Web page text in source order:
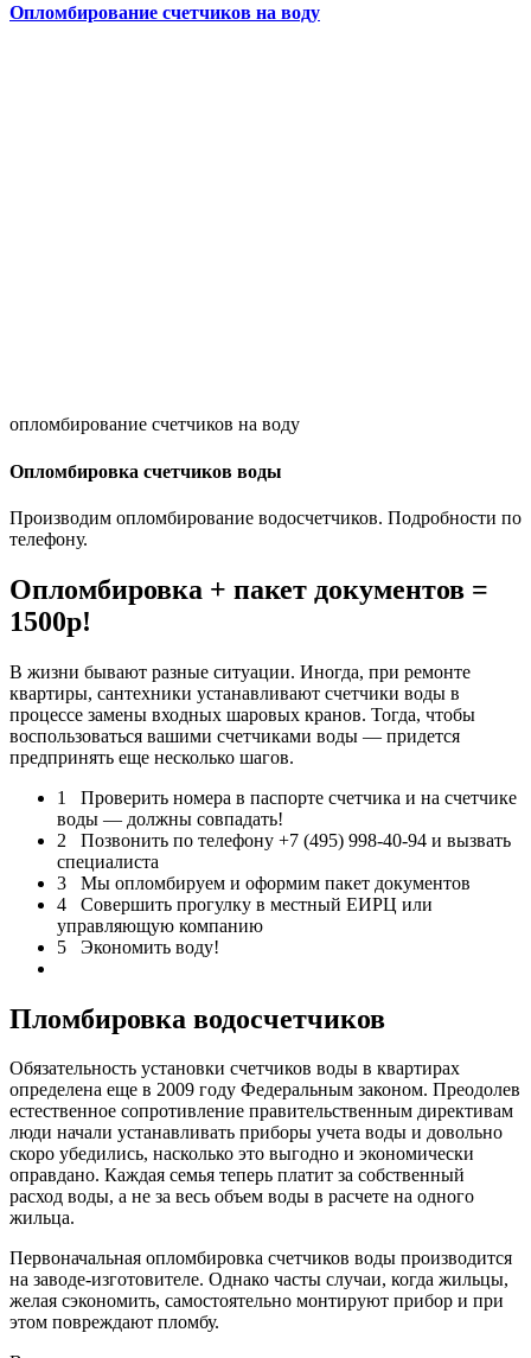
Опломбирование счетчиков на воду
опломбирование счетчиков на воду
Опломбировка счетчиков воды
Производим опломбирование водосчетчиков. Подробности по
телефону.
Опломбировка + пакет документов =
1500р!
В жизни бывают разные ситуации. Иногда, при ремонте
квартиры, сантехники устанавливают счетчики воды в
процессе замены входных шаровых кранов. Тогда, чтобы
воспользоваться вашими счетчиками воды — придется
предпринять еще несколько шагов.
1 Проверить номера в паспорте счетчика и на счетчике
воды — должны совпадать!
2 Позвонить по телефону +7 (495) 998-40-94 и вызвать
специалиста
3 Мы опломбируем и оформим пакет документов
4 Совершить прогулку в местный ЕИРЦ или
управляющую компанию
5 Экономить воду!
Пломбировка водосчетчиков
Обязательность установки счетчиков воды в квартирах
определена еще в 2009 году Федеральным законом. Преодолев
естественное сопротивление правительственным директивам
люди начали устанавливать приборы учета воды и довольно
скоро убедились, насколько это выгодно и экономически
оправдано. Каждая семья теперь платит за собственный
расход воды, а не за весь объем воды в расчете на одного
жильца.
Первоначальная опломбировка счетчиков воды производится
на заводе-изготовителе. Однако часты случаи, когда жильцы,
желая сэкономить, самостоятельно монтируют прибор и при
этом повреждают пломбу.